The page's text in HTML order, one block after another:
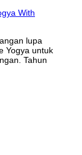
lupa
Yogya untuk
Tahun